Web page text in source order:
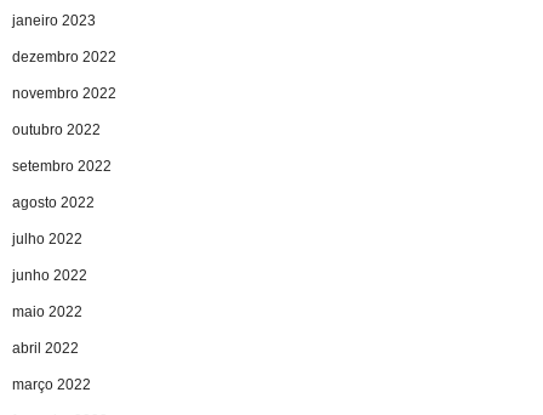
janeiro 2023
dezembro 2022
novembro 2022
outubro 2022
setembro 2022
agosto 2022
julho 2022
junho 2022
maio 2022
abril 2022
março 2022